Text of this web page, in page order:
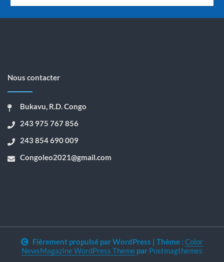
Nous contacter
Bukavu, R.D. Congo
243 975 767 856
243 854 690 009
Congoleo2021@gmail.com
Fièrement propulsé par WordPress | Thème : Color
NewsMagazine WordPress Theme par Postmagthemes